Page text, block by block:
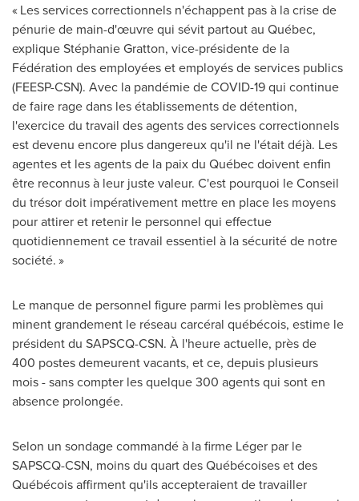
« Les services correctionnels n'échappent pas à la crise de
pénurie de main-d'œuvre qui sévit partout au Québec,
explique Stéphanie Gratton, vice-présidente de la
Fédération des employées et employés de services publics
(FEESP-CSN). Avec la pandémie de COVID-19 qui continue
de faire rage dans les établissements de détention,
l'exercice du travail des agents des services correctionnels
est devenu encore plus dangereux qu'il ne l'était déjà. Les
agentes et les agents de la paix du Québec doivent enfin
être reconnus à leur juste valeur. C'est pourquoi le Conseil
du trésor doit impérativement mettre en place les moyens
pour attirer et retenir le personnel qui effectue
quotidiennement ce travail essentiel à la sécurité de notre
société. »
Le manque de personnel figure parmi les problèmes qui
minent grandement le réseau carcéral québécois, estime le
président du SAPSCQ-CSN. À l'heure actuelle, près de
400 postes demeurent vacants, et ce, depuis plusieurs
mois - sans compter les quelque 300 agents qui sont en
absence prolongée.
Selon un sondage commandé à la firme Léger par le
SAPSCQ-CSN, moins du quart des Québécoises et des
Québécois affirment qu'ils accepteraient de travailler